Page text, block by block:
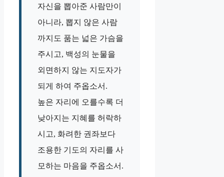
자신을 뽑아준 사람만이
아니라, 뽑지 않은 사람
까지도 품는 넓은 가슴을
주시고, 백성의 눈물을
외면하지 않는 지도자가
되게 하여 주옵소서.
높은 자리에 오를수록 더
낮아지는 지혜를 허락하
시고, 화려한 권좌보다
조용한 기도의 자리를 사
모하는 마음을 주옵소서.